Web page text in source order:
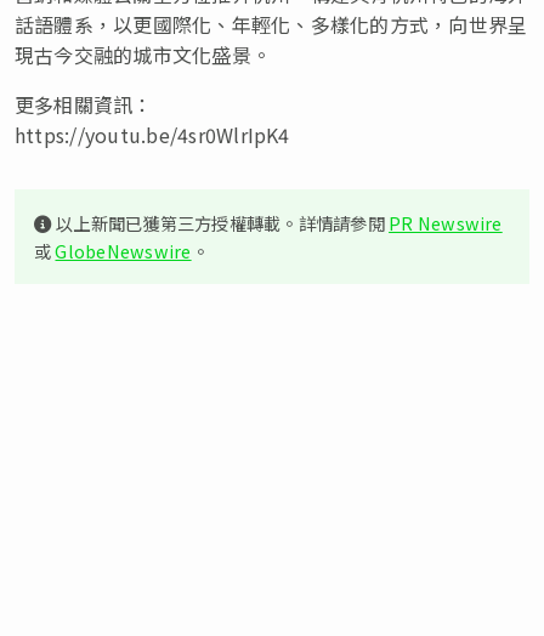
話語體系，以更國際化、年輕化、多樣化的方式，向世界呈
現古今交融的城市文化盛景。
更多相關資訊：
https://youtu.be/4sr0WlrIpK4
以上新聞已獲第三方授權轉載。詳情請參閱PR Newswire
或GlobeNewswire 。